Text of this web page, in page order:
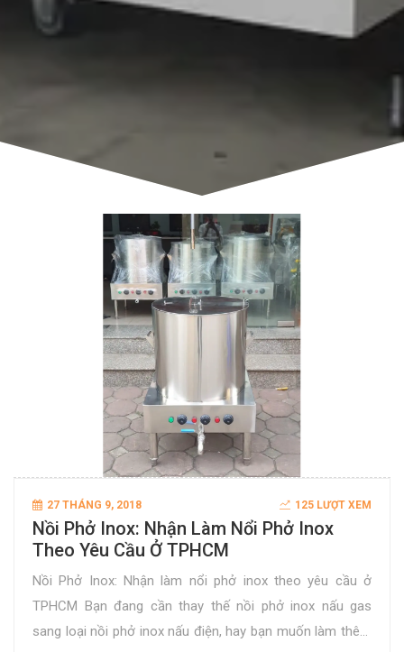
27 THÁNG 9, 2018 125 LƯỢT XEM
Nồi Phở Inox: Nhận Làm Nổi Phở Inox
Theo Yêu Cầu Ở TPHCM
Nồi Phở Inox: Nhận làm nổi phở inox theo yêu cầu ở
TPHCM Bạn đang cần thay thế nồi phở inox nấu gas
sang loại nồi phở inox nấu điện, hay bạn muốn làm thêm